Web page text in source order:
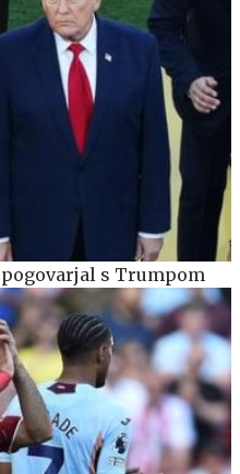
s Trumpom